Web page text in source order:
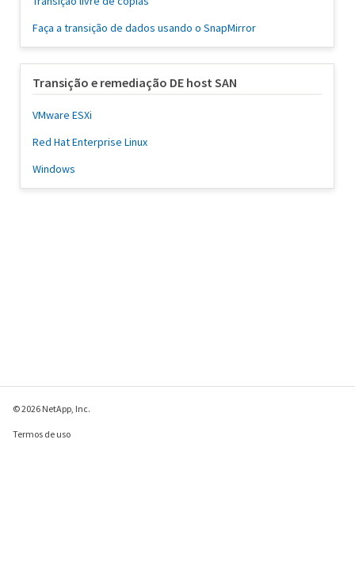
Faça a transição de dados usando o SnapMirror
Transição e remediação DE host SAN
VMware ESXi
Red Hat Enterprise Linux
Windows
© 2026 NetApp, Inc.
Termos de uso